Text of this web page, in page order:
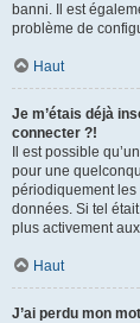
banni. Il est
problème de
Haut
Je m’étais déjà
connecter ?!
Il est possible
pour une
périodiquement
données. Si tel
plus activement
Haut
J’ai perdu mon